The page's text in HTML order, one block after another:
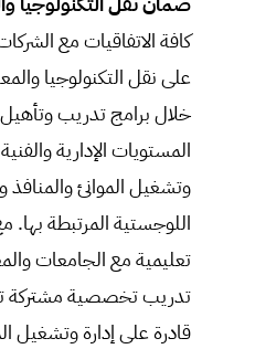
كافة الاتفاقيات مع
على نقل التكنولوجيا
خلال برامج تدريب
المستويات الإدارية
وتشغيل الموانئ
اللوجستية المرتبطة
تعليمية مع الجامعات
تدريب تخصصية مشتركة
قادرة على إدارة وتشغيل